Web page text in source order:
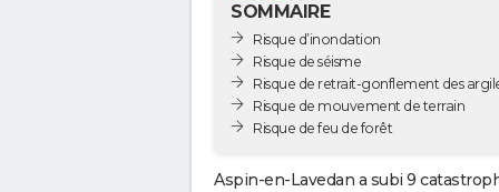
SOMMAIRE
Risque d’inondation
Risque de séisme
Risque de retrait-gonflement des
Risque de mouvement de terrain
Risque de feu de forêt
Aspin-en-Lavedan a subi 9